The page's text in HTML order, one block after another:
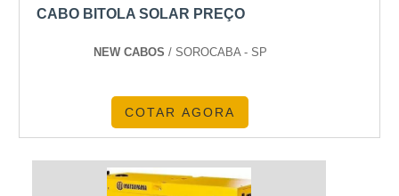
CABO BITOLA SOLAR PREÇO
NEW CABOS / SOROCABA - SP
COTAR AGORA